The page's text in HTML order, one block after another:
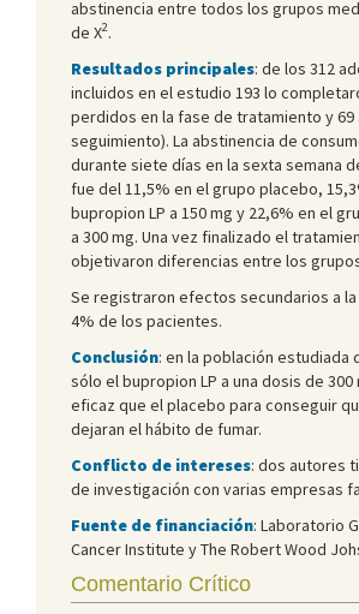
abstinencia entre todos los grupos
de Χ2.
Resultados principales: de los 312
incluidos en el estudio 193 lo
perdidos en la fase de tratamiento y 69
seguimiento). La abstinencia de
durante siete días en la sexta semana
fue del 11,5% en el grupo placebo,
bupropion LP a 150 mg y 22,6% en el
a 300 mg. Una vez finalizado el
objetivaron diferencias entre los
Se registraron efectos secundarios a
4% de los pacientes.
Conclusión: en la población estudiada
sólo el bupropion LP a una dosis de
eficaz que el placebo para conseguir
dejaran el hábito de fumar.
Conflicto de intereses: dos autores
de investigación con varias empresas
Fuente de financiación: Laboratorio
Cancer Institute y The Robert Wood
Comentario Crítico